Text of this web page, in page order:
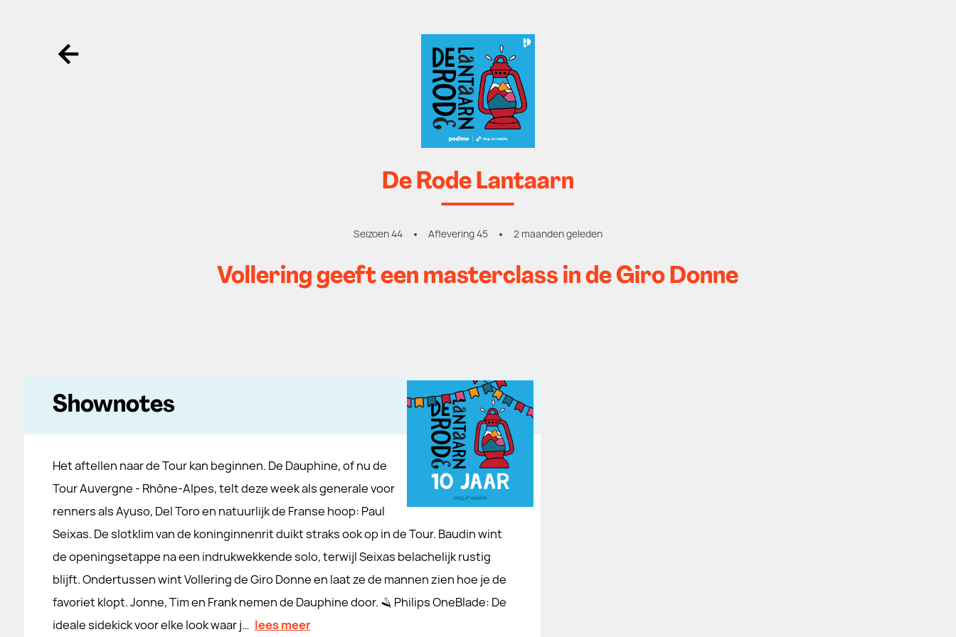
Ga terug
De Rode Lantaarn
Seizoen 44 Aflevering 45 2 maanden geleden
Vollering geeft een masterclass in de Giro Donne
Shownotes
Het aftellen naar de Tour kan beginnen. De Dauphine, of nu de
Tour Auvergne - Rhône-Alpes, telt deze week als generale voor
renners als Ayuso, Del Toro en natuurlijk de Franse hoop: Paul
Seixas. De slotklim van de koninginnenrit duikt straks ook op in de Tour. Baudin wint
de openingsetappe na een indrukwekkende solo, terwijl Seixas belachelijk rustig
blijft. Ondertussen wint Vollering de Giro Donne en laat ze de mannen zien hoe je de
favoriet klopt. Jonne, Tim en Frank nemen de Dauphine door. 🪒 Philips OneBlade: De
ideale sidekick voor elke look waar j… lees meer